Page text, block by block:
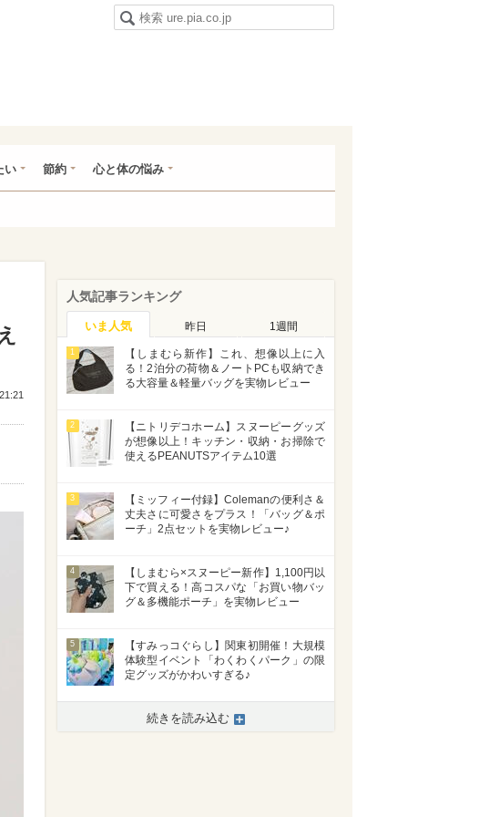
い 節約 心と体の悩み
人気記事ランキング
いま人気 昨日 1週間
1
【しまむら新作】これ、想像以上に入
る！2泊分の荷物＆ノートPCも収納でき
る大容量＆軽量バッグを実物レビュー
2
【ニトリデコホーム】スヌーピーグッズ
が想像以上！キッチン・収納・お掃除で
使えるPEANUTSアイテム10選
3
【ミッフィー付録】Colemanの便利さ＆
丈夫さに可愛さをプラス！「バッグ＆ポ
ーチ」2点セットを実物レビュー♪
4
【しまむら×スヌーピー新作】1,100円以
下で買える！高コスパな「お買い物バッ
グ＆多機能ポーチ」を実物レビュー
5
【すみっコぐらし】関東初開催！大規模
体験型イベント「わくわくパーク」の限
定グッズがかわいすぎる♪
続きを読み込む